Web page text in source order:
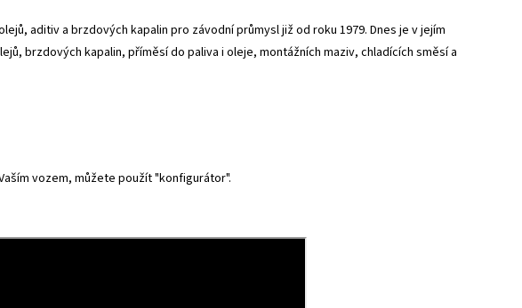
aditiv a brzdových kapalin pro závodní průmysl již od roku 1979. Dnes je v jejím
brzdových kapalin, příměsí do paliva i oleje, montážních maziv, chladících směsí a
vozem, můžete použít"konfigurátor".